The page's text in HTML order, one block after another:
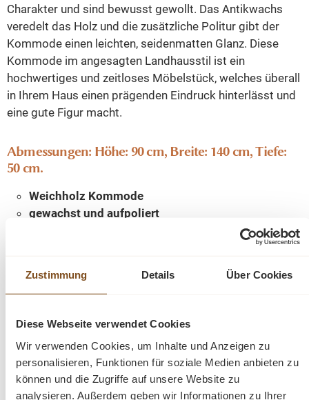
Zustimmung Details Über Cookies
Diese Webseite verwendet Cookies
Wir verwenden Cookies, um Inhalte und Anzeigen zu
personalisieren, Funktionen für soziale Medien anbieten zu
können und die Zugriffe auf unsere Website zu
analysieren. Außerdem geben wir Informationen zu Ihrer
Charakter und sind bewusst gewollt. Das Antikwachs
veredelt das Holz und die zusätzliche Politur gibt der
Kommode einen leichten, seidenmatten Glanz. Diese
Kommode im angesagten Landhausstil ist ein
hochwertiges und zeitloses Möbelstück, welches überall
in Ihrem Haus einen prägenden Eindruck hinterlässt und
eine gute Figur macht.
Abmessungen: Höhe: 90 cm, Breite: 140 cm, Tiefe:
50 cm.
Weichholz Kommode
gewachst und aufpoliert
Fragen zum Produkt?
Weichholz 140 cm Sideboard, Kommode"
Eine schöneKommode mit drei großen Schubladen. Die
Produktgalerie überspringen
Ähnliche Produkte